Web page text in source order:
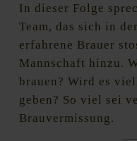
In dieser Folge
Team, das sich in
erfahrene Brauer
Mannschaft hinzu.
brauen? Wird es
geben? So viel sei
Brauvermissung.